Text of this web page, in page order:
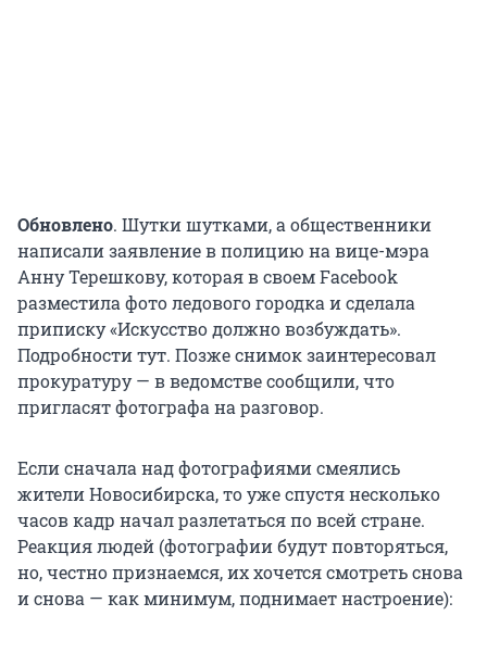
Обновлено. Шутки шутками, а общественники
написали заявление в полицию на вице-мэра
Анну Терешкову, которая в своем Facebook
разместила фото ледового городка и сделала
приписку «Искусство должно возбуждать».
Подробности тут. Позже снимок заинтересовал
прокуратуру — в ведомстве сообщили, что
пригласят фотографа на разговор.
Если сначала над фотографиями смеялись
жители Новосибирска, то уже спустя несколько
часов кадр начал разлетаться по всей стране.
Реакция людей (фотографии будут повторяться,
но, честно признаемся, их хочется смотреть снова
и снова — как минимум, поднимает настроение):